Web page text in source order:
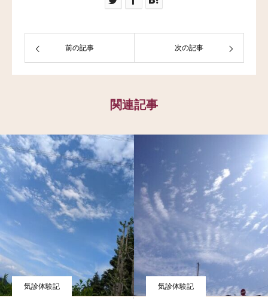
前の記事 次の記事
関連記事
気診体験記 気診体験記